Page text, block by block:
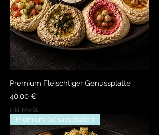
Premium Fleischtiger Genussplatte
Preis
40,00 €
inkl. MwSt.
Premium Genussplatten